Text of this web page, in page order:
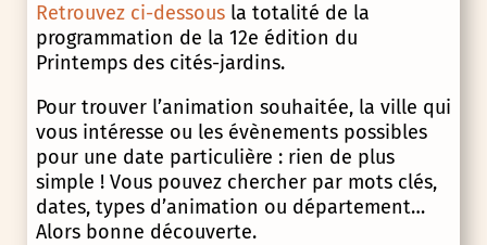
Retrouvez ci-dessousla totalité de la
programmation de la 12e édition du
Printemps des cités-jardins.
Pour trouver l’animation souhaitée, la ville qui
vous intéresse ou les évènements possibles
pour une date particulière : rien de plus
simple ! Vous pouvez chercher par mots clés,
dates, types d’animation ou département…
Alors bonne découverte.